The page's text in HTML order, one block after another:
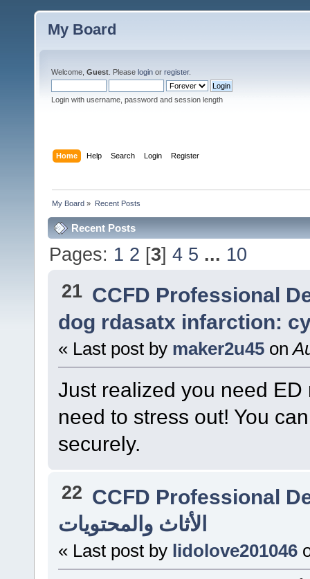
My Board
Welcome, Guest . Please login or register.
Login with username, password and session length
Home Help Search Login Register
My Board » Recent Posts
Recent Posts
Pages: 1 2 [3]4 5 ... 10
21 CCFD Professional
dog rdasatx infarction:
« Last post by maker2u45 on
Just realized you need
need to stress out! You
securely.
22 CCFD Professional
الأثاث والمحتويات
« Last post by lidolove201046